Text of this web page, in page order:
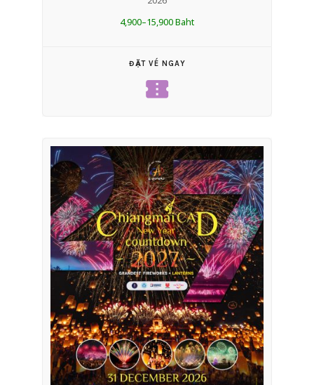
4,900–15,900 Baht
ĐẶT VÉ NGAY
confirmation_number